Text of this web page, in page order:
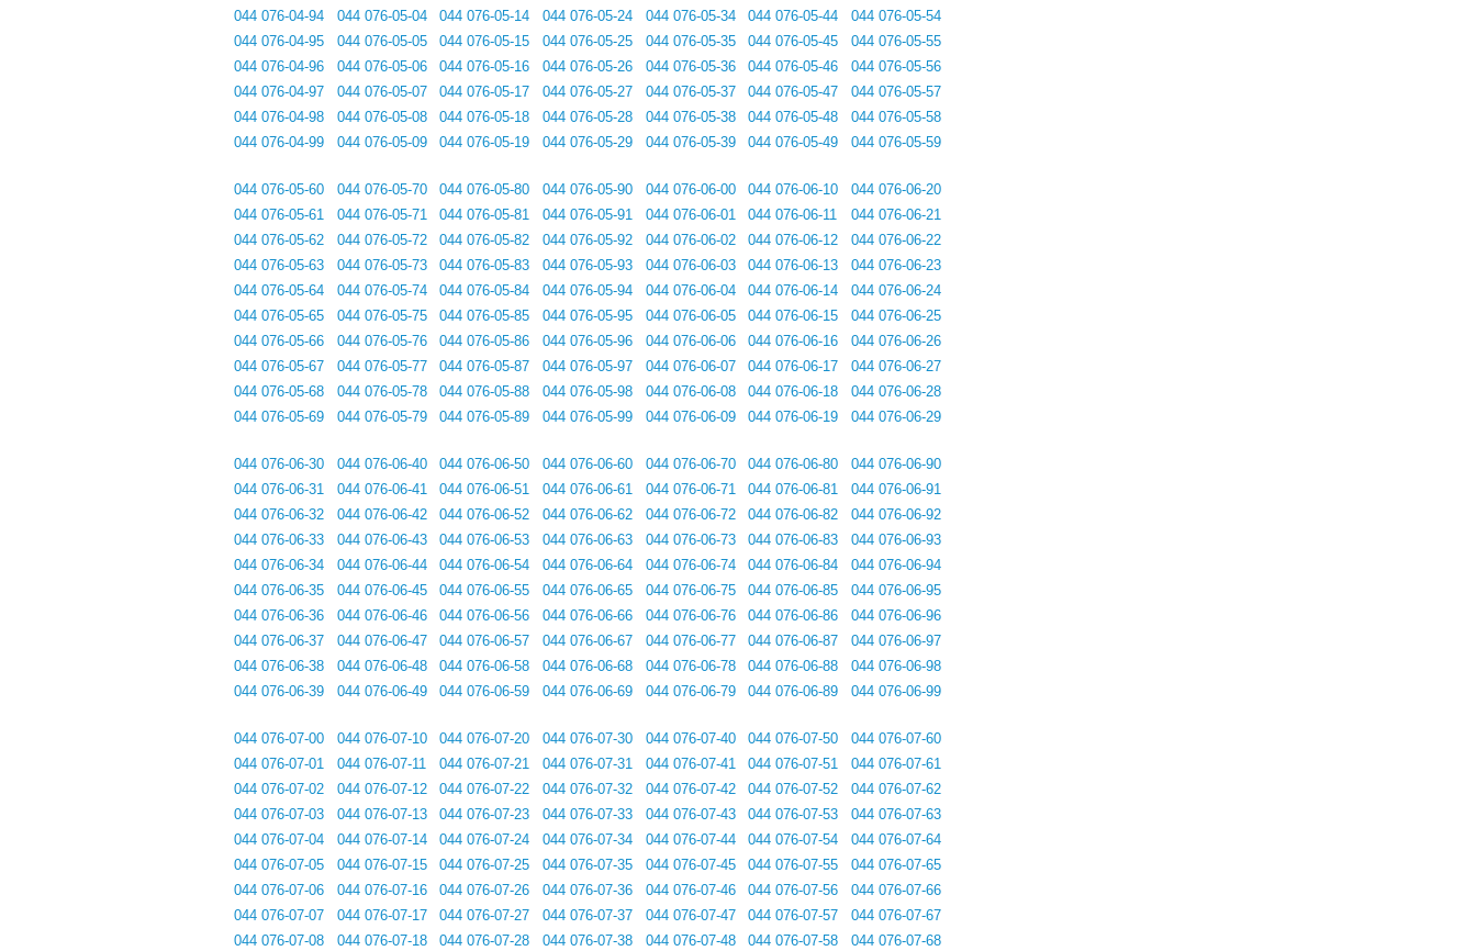
044 076-04-94
044 076-04-95
044 076-04-96
044 076-04-97
044 076-04-98
044 076-04-99
044 076-05-04
044 076-05-05
044 076-05-06
044 076-05-07
044 076-05-08
044 076-05-09
044 076-05-14
044 076-05-15
044 076-05-16
044 076-05-17
044 076-05-18
044 076-05-19
044 076-05-24
044 076-05-25
044 076-05-26
044 076-05-27
044 076-05-28
044 076-05-29
044 076-05-34
044 076-05-35
044 076-05-36
044 076-05-37
044 076-05-38
044 076-05-39
044 076-05-44
044 076-05-45
044 076-05-46
044 076-05-47
044 076-05-48
044 076-05-49
044 076-05-54
044 076-05-55
044 076-05-56
044 076-05-57
044 076-05-58
044 076-05-59
044 076-05-60
044 076-05-61
044 076-05-62
044 076-05-63
044 076-05-64
044 076-05-65
044 076-05-66
044 076-05-67
044 076-05-68
044 076-05-69
044 076-05-70
044 076-05-71
044 076-05-72
044 076-05-73
044 076-05-74
044 076-05-75
044 076-05-76
044 076-05-77
044 076-05-78
044 076-05-79
044 076-05-80
044 076-05-81
044 076-05-82
044 076-05-83
044 076-05-84
044 076-05-85
044 076-05-86
044 076-05-87
044 076-05-88
044 076-05-89
044 076-05-90
044 076-05-91
044 076-05-92
044 076-05-93
044 076-05-94
044 076-05-95
044 076-05-96
044 076-05-97
044 076-05-98
044 076-05-99
044 076-06-00
044 076-06-01
044 076-06-02
044 076-06-03
044 076-06-04
044 076-06-05
044 076-06-06
044 076-06-07
044 076-06-08
044 076-06-09
044 076-06-10
044 076-06-11
044 076-06-12
044 076-06-13
044 076-06-14
044 076-06-15
044 076-06-16
044 076-06-17
044 076-06-18
044 076-06-19
044 076-06-20
044 076-06-21
044 076-06-22
044 076-06-23
044 076-06-24
044 076-06-25
044 076-06-26
044 076-06-27
044 076-06-28
044 076-06-29
044 076-06-30
044 076-06-31
044 076-06-32
044 076-06-33
044 076-06-34
044 076-06-35
044 076-06-36
044 076-06-37
044 076-06-38
044 076-06-39
044 076-06-40
044 076-06-41
044 076-06-42
044 076-06-43
044 076-06-44
044 076-06-45
044 076-06-46
044 076-06-47
044 076-06-48
044 076-06-49
044 076-06-50
044 076-06-51
044 076-06-52
044 076-06-53
044 076-06-54
044 076-06-55
044 076-06-56
044 076-06-57
044 076-06-58
044 076-06-59
044 076-06-60
044 076-06-61
044 076-06-62
044 076-06-63
044 076-06-64
044 076-06-65
044 076-06-66
044 076-06-67
044 076-06-68
044 076-06-69
044 076-06-70
044 076-06-71
044 076-06-72
044 076-06-73
044 076-06-74
044 076-06-75
044 076-06-76
044 076-06-77
044 076-06-78
044 076-06-79
044 076-06-80
044 076-06-81
044 076-06-82
044 076-06-83
044 076-06-84
044 076-06-85
044 076-06-86
044 076-06-87
044 076-06-88
044 076-06-89
044 076-06-90
044 076-06-91
044 076-06-92
044 076-06-93
044 076-06-94
044 076-06-95
044 076-06-96
044 076-06-97
044 076-06-98
044 076-06-99
044 076-07-00
044 076-07-01
044 076-07-02
044 076-07-03
044 076-07-04
044 076-07-05
044 076-07-06
044 076-07-07
044 076-07-08
044 076-07-10
044 076-07-11
044 076-07-12
044 076-07-13
044 076-07-14
044 076-07-15
044 076-07-16
044 076-07-17
044 076-07-18
044 076-07-20
044 076-07-21
044 076-07-22
044 076-07-23
044 076-07-24
044 076-07-25
044 076-07-26
044 076-07-27
044 076-07-28
044 076-07-30
044 076-07-31
044 076-07-32
044 076-07-33
044 076-07-34
044 076-07-35
044 076-07-36
044 076-07-37
044 076-07-38
044 076-07-40
044 076-07-41
044 076-07-42
044 076-07-43
044 076-07-44
044 076-07-45
044 076-07-46
044 076-07-47
044 076-07-48
044 076-07-50
044 076-07-51
044 076-07-52
044 076-07-53
044 076-07-54
044 076-07-55
044 076-07-56
044 076-07-57
044 076-07-58
044 076-07-60
044 076-07-61
044 076-07-62
044 076-07-63
044 076-07-64
044 076-07-65
044 076-07-66
044 076-07-67
044 076-07-68